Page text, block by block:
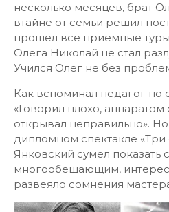
несколько месяцев, брат
втайне от семьи решил
прошёл все приёмные
Олега Николай не стал
Учился Олег не без
Как вспоминал педагог по
«Говорил плохо,
открывал неправильно».
дипломном спектакле «Три
Янковский сумел показать
многообещающим,
развеяло сомнения